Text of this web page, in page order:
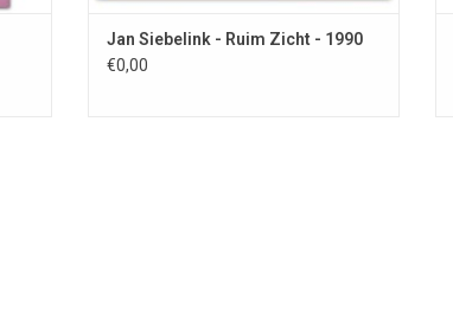
Jan Siebelink - Ruim Zicht - 1990
€0,00